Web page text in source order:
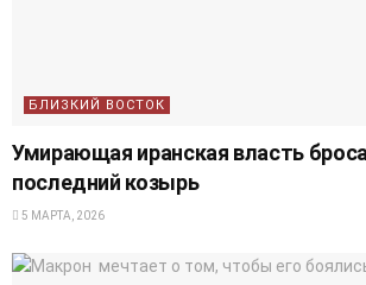
БЛИЗКИЙ ВОСТОК
Умирающая иранская власть
последний козырь
5 МАРТА, 2026